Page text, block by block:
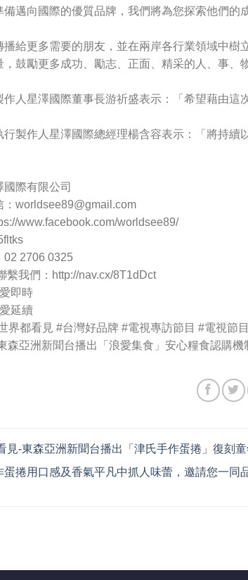
備邁向國際的優質品牌，我們將為您探索他們
播給更多需要的朋友，並在兩岸各行業領域中
，鼓勵更多成功、勵志、正面、精采的人、事、
人星澤國際董事長游祈盛表示：「希望藉由這
製作人星澤國際總經理楊含容表示：「將持續
際有限公司
worldsee89@gmail.com
www.facebook.com/worldsee89/
02 2706 0325
繫我們：http://nav.cx/8T1dDct
愛即時
愛延續
界都看見 #台灣好品牌 #電視專訪節目 #電視節
森亞洲新聞台播出「浪愛集食」安心糧食認購
見-東森亞洲新聞台播出「津氏手作蛋捲」復刻
蛋捲用口感及香氣平凡中抓人味蕾，邀請您一同